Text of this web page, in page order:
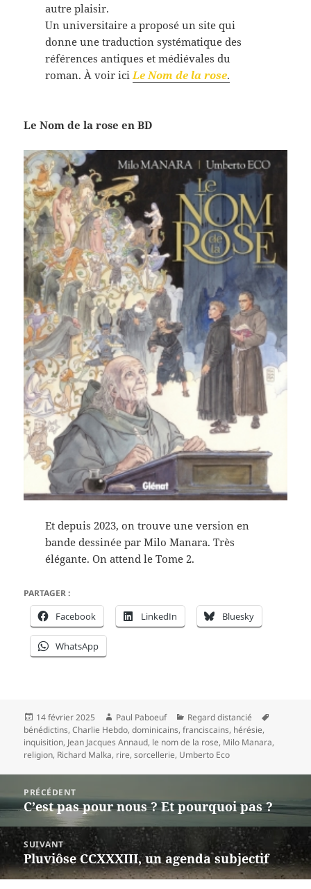
autre plaisir.
Un universitaire a proposé un site qui
donne une traduction systématique des
références antiques et médiévales du
roman. À voir ici Le Nom de la rose.
Le Nom de la rose en BD
Et depuis 2023, on trouve une version en
bande dessinée par Milo Manara. Très
élégante. On attend le Tome 2.
PARTAGER :
Facebook LinkedIn Bluesky
WhatsApp
Publié
le
14 février 2025 Auteur
Paul Paboeuf Catégories
Regard distancié
bénédictins,Charlie Hebdo,dominicains,franciscains, hérésie,
inquisition, Jean Jacques Annaud, le nom de la rose, Milo Manara,
religion, Richard Malka, rire,sorcellerie, Umberto Eco
de
l’article
PRÉCÉDENT
Article
précédent :
C’est pas pour nous ? Et pourquoi pas ?
SUIVANT
Article
suivant :
Pluviôse CCXXXIII, un agenda subjectif